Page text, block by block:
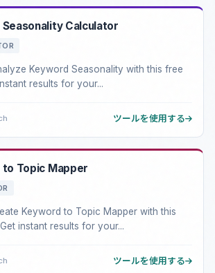
Calculator
Keyword Seasonality with this free
results for your...
ツールを使用する
Topic Mapper
Keyword to Topic Mapper with this
instant results for your...
ツールを使用する